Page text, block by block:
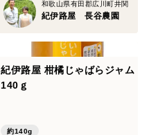
和歌山県有田郡広川町井関
紀伊路屋 長谷農園
紀伊路屋 柑橘じゃばらジャム
140ｇ
約140g